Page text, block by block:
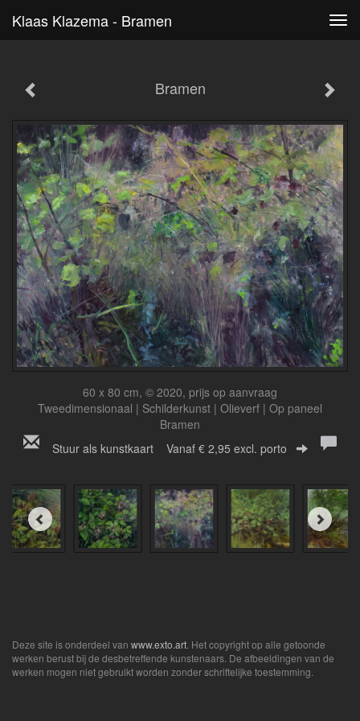
Klaas Klazema - Bramen
Bramen
60 x 80 cm, © 2020, prijs op aanvraag
Tweedimensionaal | Schilderkunst | Olieverf | Op paneel
Bramen
Stuur als kunstkaart Vanaf € 2,95 excl. porto
Deze site is onderdeel van www.exto.art . Het copyright op alle getoonde
werken berust bij de desbetreffende kunstenaars. De afbeeldingen van de
werken mogen niet gebruikt worden zonder schriftelijke toestemming.